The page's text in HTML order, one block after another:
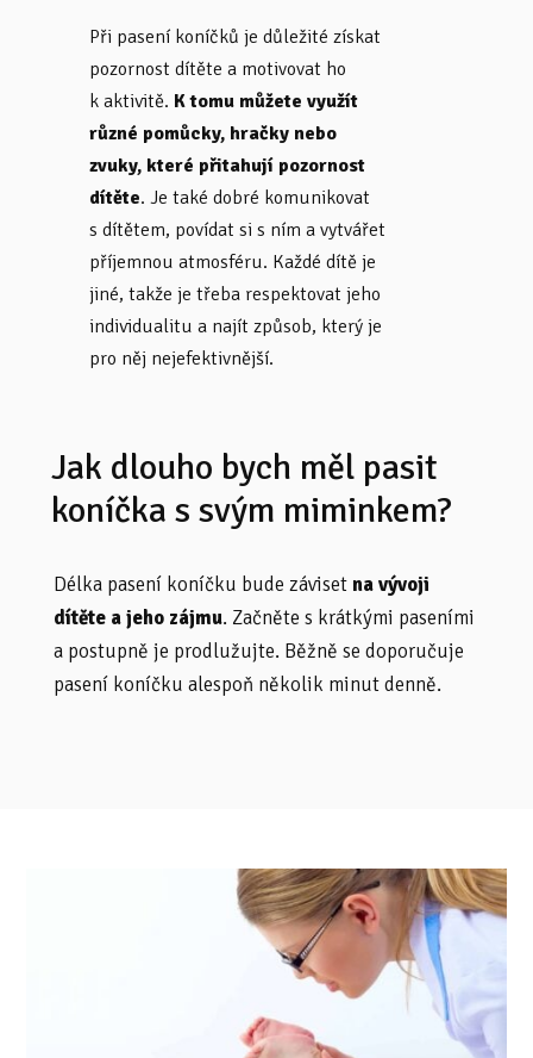
Při pasení koníčků je důležité získat
pozornost dítěte a motivovat ho
k aktivitě. K tomu můžete využít
různé pomůcky, hračky nebo
zvuky, které přitahují pozornost
dítěte. Je také dobré komunikovat
s dítětem, povídat si s ním a vytvářet
příjemnou atmosféru. Každé dítě je
jiné, takže je třeba respektovat jeho
individualitu a najít způsob, který je
pro něj nejefektivnější.
Jak dlouho bych měl pasit
koníčka s svým miminkem?
Délka pasení koníčku bude záviset na vývoji
dítěte a jeho zájmu. Začněte s krátkými paseními
a postupně je prodlužujte. Běžně se doporučuje
pasení koníčku alespoň několik minut denně.